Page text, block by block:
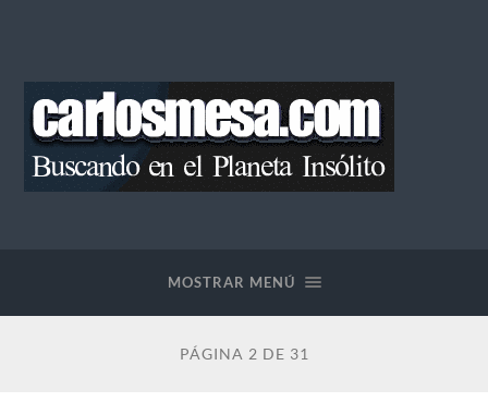
MOSTRAR MENÚ
PÁGINA 2 DE 31